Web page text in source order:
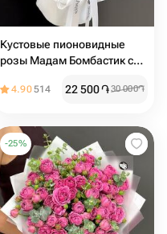
Кустовые пионовидные
розы Мадам Бомбастик с
4.90514 22 500֏30 000֏
-25%